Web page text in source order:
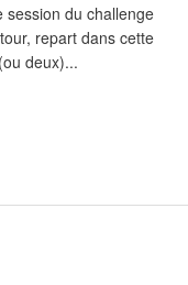
session du challenge
repart dans cette
deux)...